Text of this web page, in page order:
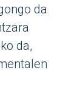
da
da,